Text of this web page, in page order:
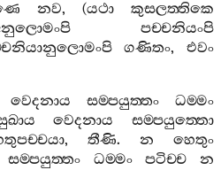
නව, (යථා
කුසලත‍්තිකෙ
පච‍්චනියංපි
ගණිතං,එවං
වෙදනාය සම‍්පයුත‍්තං
ධම‍්මං
වෙදනාය
සම‍්පයුත‍්තො
, තීණි. න
හෙතුං
සම‍්පයුත‍්තං ධම‍්මං පටිච‍්ච
න